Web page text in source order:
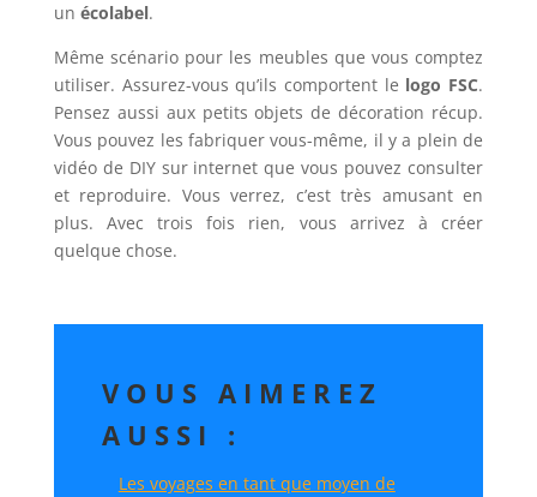
un écolabel.
Même scénario pour les meubles que vous comptez
utiliser. Assurez-vous qu’ils comportent le logo FSC.
Pensez aussi aux petits objets de décoration récup.
Vous pouvez les fabriquer vous-même, il y a plein de
vidéo de DIY sur internet que vous pouvez consulter
et reproduire. Vous verrez, c’est très amusant en
plus. Avec trois fois rien, vous arrivez à créer
quelque chose.
VOUS AIMEREZ
AUSSI :
Les voyages en tant que moyen de